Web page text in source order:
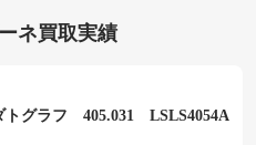
ネ買取実績
グラフ 405.031 LSLS4054A